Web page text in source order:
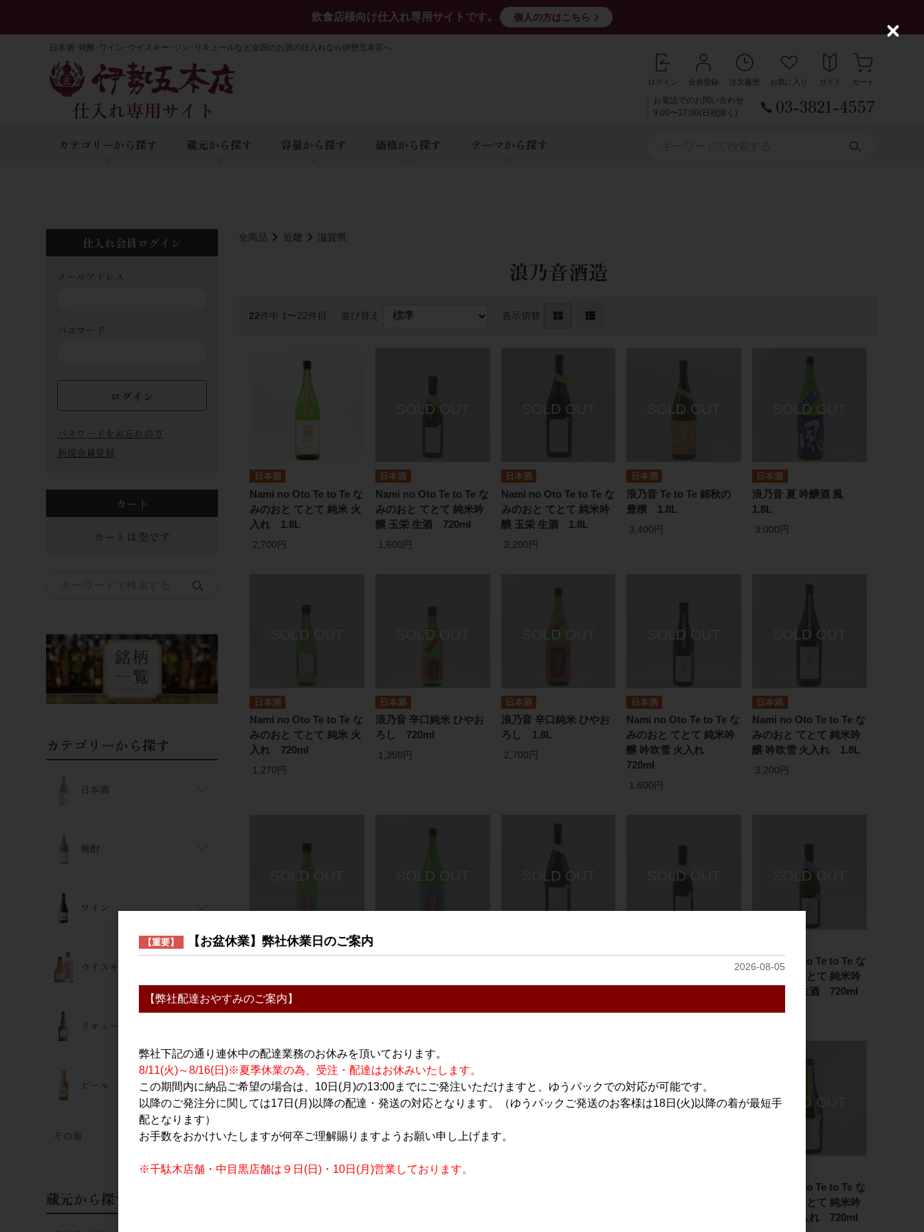
飲食店様向け仕入れ専用サイトです｡ 個人の方はこちら
日本酒･焼酎･ワイン･ウイスキー･ジン･リキュールなど全国のお酒の仕入れなら伊勢五本店へ
ログイン 会員登録 注文履歴 お気に入り ガイド カート
お電話でのお問い合わせ
9:00〜17:00(日祝除く)
03-3821-4557
カテゴリーから探す 蔵元から探す 容量から探す 価格から探す テーマから探す
全商品 近畿 滋賀県
浪乃音酒造
22件中 1〜22件目 並び替え 表示切替
日本酒
Nami no Oto Te to Te な
みのおと てとて 純米 火
入れ 1.8L
2,700円
日本酒
Nami no Oto Te to Te な
みのおと てとて 純米吟
醸 玉栄 生酒 720ml
1,600円
日本酒
Nami no Oto Te to Te な
みのおと てとて 純米吟
醸 玉栄 生酒 1.8L
3,200円
日本酒
浪乃音 Te to Te 錦秋の
豊穣 1.8L
3,400円
日本酒
浪乃音 夏 吟醸酒 風
1.8L
3,000円
日本酒
Nami no Oto Te to Te な
みのおと てとて 純米 火
入れ 720ml
1,270円
日本酒
浪乃音 辛口純米 ひやお
ろし 720ml
1,350円
日本酒
浪乃音 辛口純米 ひやお
ろし 1.8L
2,700円
日本酒
Nami no Oto Te to Te な
みのおと てとて 純米吟
醸 吟吹雪 火入れ
720ml
1,600円
日本酒
Nami no Oto Te to Te な
みのおと てとて 純米吟
醸 吟吹雪 火入れ 1.8L
3,200円
日本酒
1,450円
3,200円
Nami no Oto Te to Te な
1,600円
Nami no Oto Te to Te な
みのおと てとて 純米吟
醸 吟吹雪 生酒 720ml
1,600円
日本酒 日本酒
Nami no Oto Te to Te な
みのおと てとて 純米吟
醸 玉栄 火入れ 720ml
仕入れ会員ログイン
メールアドレス
パスワード
ログイン
パスワードをお忘れの方
新規会員登録
カート
カートは空です
カテゴリーから探す
日本酒
焼酎
ワイン
ウイスキー･ジン
リキュール
ビール
その他
蔵元から探す
【重要】 【お盆休業】弊社休業日のご案内
2026-08-05
【弊社配達おやすみのご案内】
弊社下記の通り連休中の配達業務のお休みを頂いております。
8/11(火)～8/16(日)※夏季休業の為、受注・配達はお休みいたします。
この期間内に納品ご希望の場合は、10日(月)の13:00までにご発注いただけますと、ゆうパックでの対応が可能です。
以降のご発注分に関しては17日(月)以降の配達・発送の対応となります。（ゆうパックご発送のお客様は18日(火)以降の着が最短手
配となります）
お手数をおかけいたしますが何卒ご理解賜りますようお願い申し上げます。
※千駄木店舗・中目黒店舗は９日(日)・10日(月)営業しております。
C